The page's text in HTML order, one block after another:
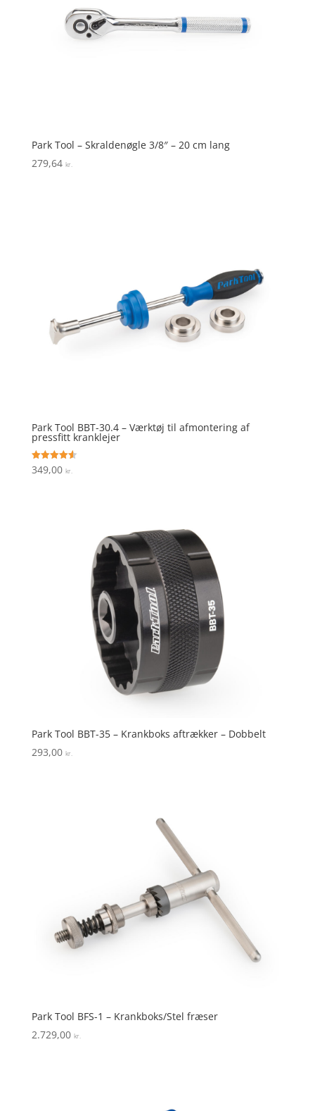
Park Tool – Skraldenøgle 3/8″ – 20 cm lang
279,64 kr.
Park Tool BBT-30.4 – Værktøj til afmontering af
pressfitt kranklejer
Vurderet
4.6
349,00 kr.
Park Tool BBT-35 – Krankboks aftrækker – Dobbelt
293,00 kr.
Park Tool BFS-1 – Krankboks/Stel fræser
2.729,00 kr.